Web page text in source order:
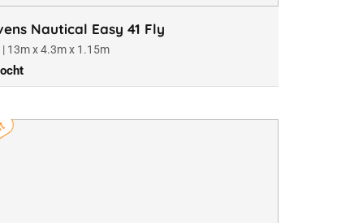
Nautical Easy 41 Fly
13m x 4.3m x 1.15m